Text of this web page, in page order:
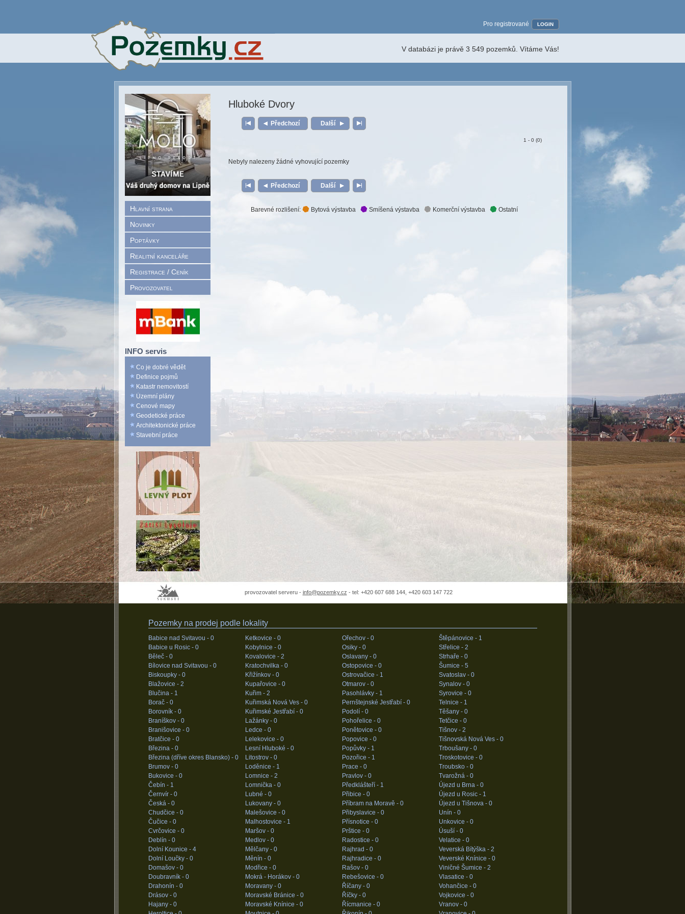
Hlavní strana
Novinky
Poptávky
Realitní kanceláře
Registrace / Ceník
Provozovatel
INFO servis
Co je dobré vědět
Definice pojmů
Katastr nemovitostí
Územní plány
Cenové mapy
Geodetické práce
Architektonické práce
Stavební práce
Pro registrované LOGIN
V databázi je právě 3 549 pozemků. Vítáme Vás!
Hluboké Dvory
Předchozí Další
1 - 0 (0)
Nebyly nalezeny žádné vyhovující pozemky
Předchozí Další
Barevné rozlišení: Bytová výstavba Smíšená výstavba Komerční výstavba Ostatní
provozovatel serveru - info@pozemky.cz - tel: +420 607 688 144, +420 603 147 722
Pozemky na prodej podle lokality
Babice nad Svitavou - 0
Babice u Rosic - 0
Běleč - 0
Bílovice nad Svitavou - 0
Biskoupky - 0
Blažovice - 2
Blučina - 1
Borač - 0
Borovník - 0
Braníškov - 0
Branišovice - 0
Bratčice - 0
Březina - 0
Březina (dříve okres Blansko) - 0
Brumov - 0
Bukovice - 0
Čebín - 1
Černvír - 0
Česká - 0
Chudčice - 0
Čučice - 0
Cvrčovice - 0
Deblín - 0
Dolní Kounice - 4
Dolní Loučky - 0
Domašov - 0
Doubravník - 0
Drahonín - 0
Drásov - 0
Hajany - 0
Ketkovice - 0
Kobylnice - 0
Kovalovice - 2
Kratochvilka - 0
Křižínkov - 0
Kupařovice - 0
Kuřim - 2
Kuřimská Nová Ves - 0
Kuřimské Jestřabí - 0
Lažánky - 0
Ledce - 0
Lelekovice - 0
Lesní Hluboké - 0
Litostrov - 0
Loděnice - 1
Lomnice - 2
Lomnička - 0
Lubné - 0
Lukovany - 0
Malešovice - 0
Malhostovice - 1
Maršov - 0
Medlov - 0
Mělčany - 0
Měnín - 0
Modřice - 0
Mokrá - Horákov - 0
Moravany - 0
Moravské Bránice - 0
Moravské Knínice - 0
Ořechov - 0
Osiky - 0
Oslavany - 0
Ostopovice - 0
Ostrovačice - 1
Otmarov - 0
Pasohlávky - 1
Pernštejnské Jestřabí - 0
Podolí - 0
Pohořelice - 0
Ponětovice - 0
Popovice - 0
Popůvky - 1
Pozořice - 1
Prace - 0
Pravlov - 0
Předklášteří - 1
Přibice - 0
Příbram na Moravě - 0
Přibyslavice - 0
Přísnotice - 0
Prštice - 0
Radostice - 0
Rajhrad - 0
Rajhradice - 0
Rašov - 0
Rebešovice - 0
Říčany - 0
Říčky - 0
Řícmanice - 0
Štěpánovice - 1
Střelice - 2
Strhaře - 0
Šumice - 5
Svatoslav - 0
Synalov - 0
Syrovice - 0
Telnice - 1
Těšany - 0
Tetčice - 0
Tišnov - 2
Tišnovská Nová Ves - 0
Trboušany - 0
Troskotovice - 0
Troubsko - 0
Tvarožná - 0
Újezd u Brna - 0
Újezd u Rosic - 1
Újezd u Tišnova - 0
Unín - 0
Unkovice - 0
Úsuší - 0
Velatice - 0
Veverská Bítýška - 2
Veverské Knínice - 0
Viničné Šumice - 2
Vlasatice - 0
Vohančice - 0
Vojkovice - 0
Vranov - 0